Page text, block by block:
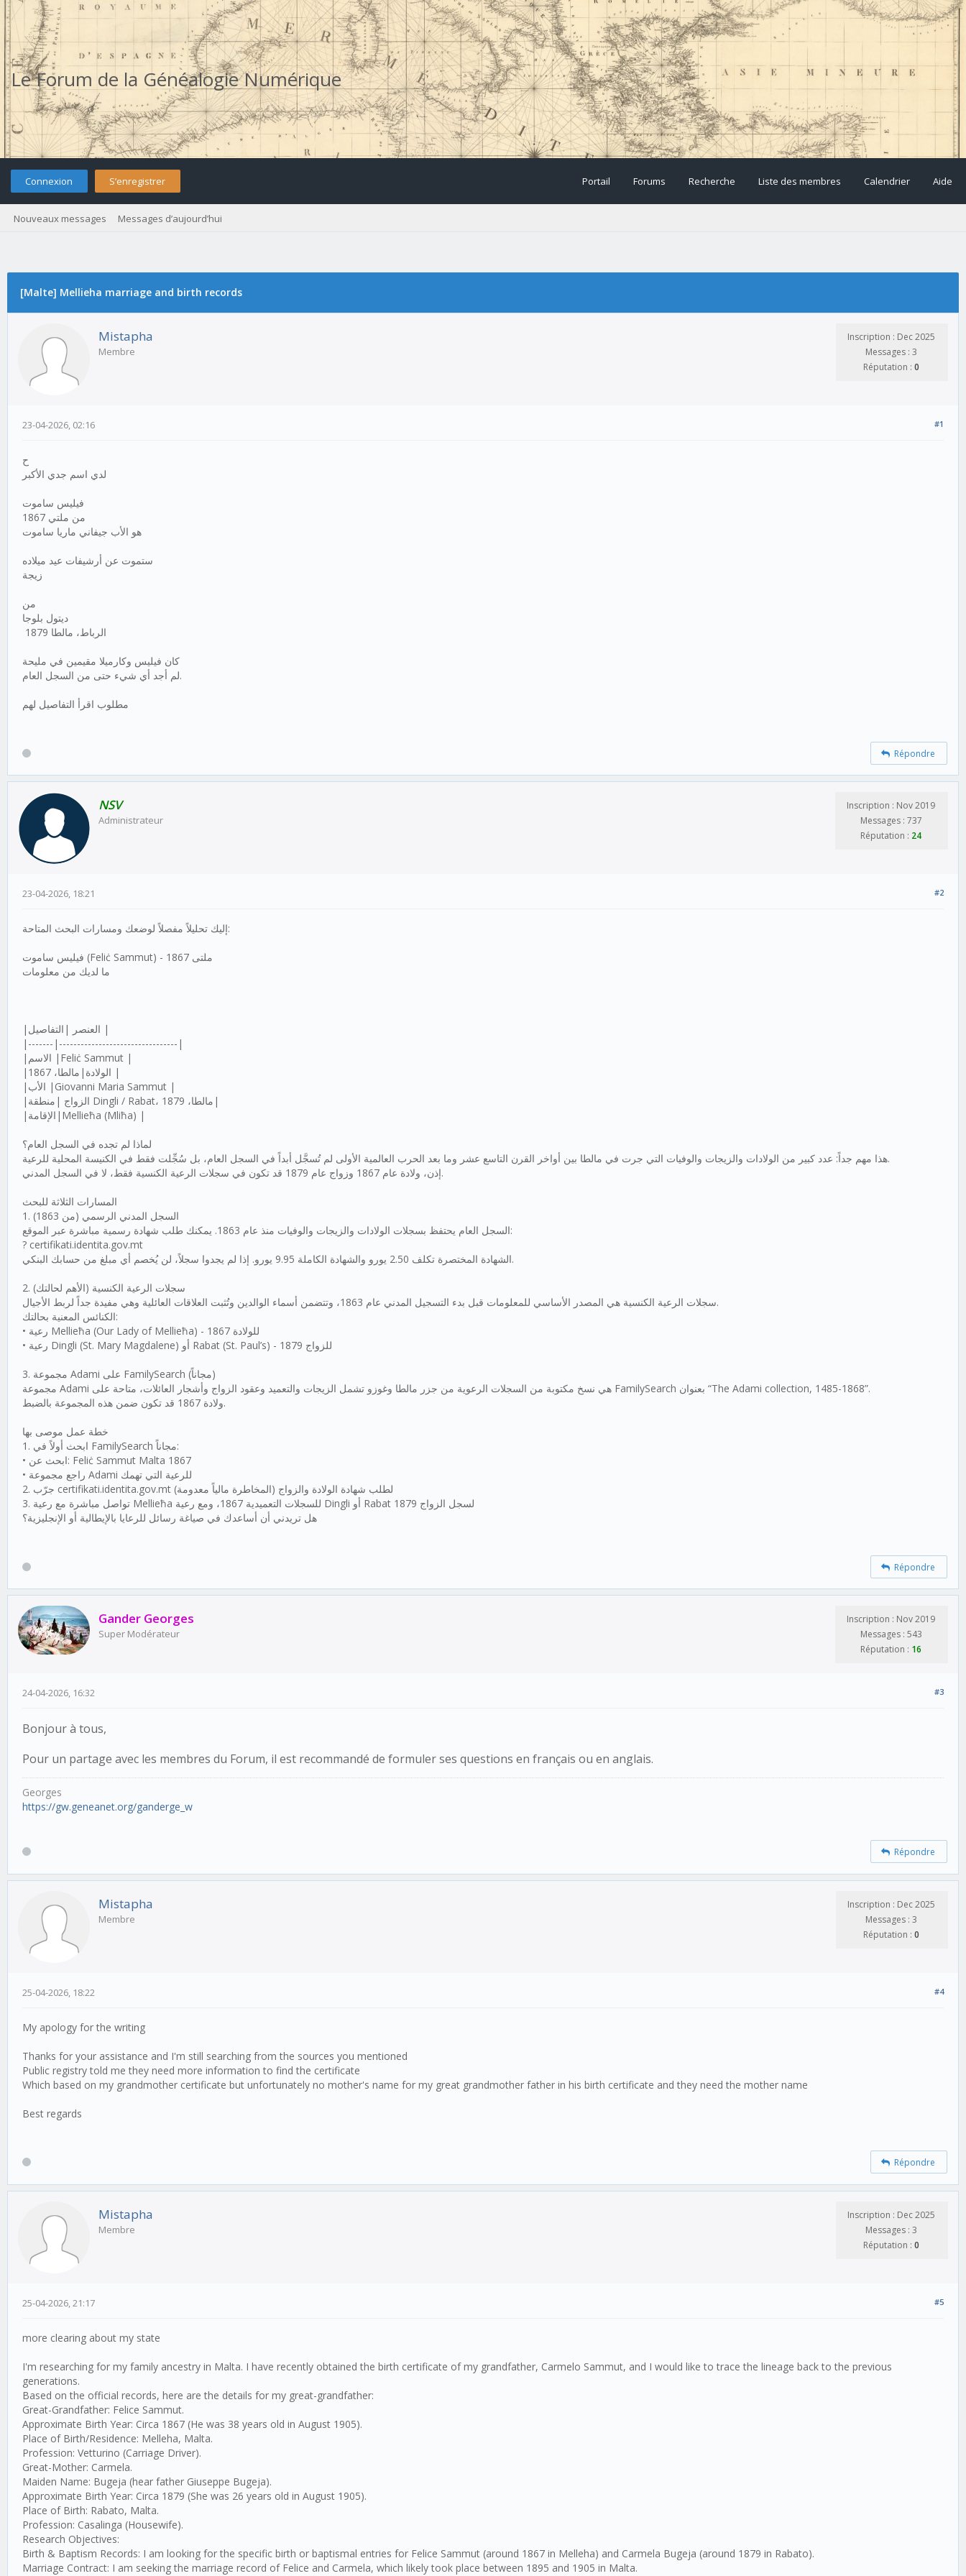
Le Forum de la Généalogie Numérique
Connexion S’enregistrer Portail Forums Recherche Liste des membres Calendrier Aide
Nouveaux messages Messages d’aujourd’hui
[Malte] Mellieha marriage and birth records
Mistapha
Membre
Inscription : Dec 2025
Messages : 3
Réputation : 0
#1
23-04-2026, 02:16
ح
من ملتي 1867
الرباط، مالطا 1879
لم أجد أي شيء حتى من السجل العام.
مطلوب اقرأ التفاصيل لهم
Répondre
NSV
Administrateur
Inscription : Nov 2019
Messages : 737
Réputation : 24
#2
23-04-2026, 18:21
إليك تحليلاً مفصلاً لوضعك ومسارات البحث المتاحة:
فيليس ساموت (Feliċ Sammut) - ملتى 1867
ما لديك من معلومات
|العنصر |التفاصيل |
|-------|---------------------------------|
|الاسم |Feliċ Sammut |
|الولادة|مالطا، 1867 |
|الأب |Giovanni Maria Sammut |
|الزواج |منطقة Dingli / Rabat، مالطا، 1879|
|الإقامة|Mellieħa (Mliħa) |
لماذا لم تجده في السجل العام؟
هذا مهم جداً: عدد كبير من الولادات والزيجات والوفيات التي جرت في مالطا بين أواخر القرن التاسع عشر وما بعد الحرب العالمية الأولى لم تُسجَّل أبداً في السجل العام، بل سُجِّلت فقط في الكنيسة المحلية للرعية.
إذن، ولادة عام 1867 وزواج عام 1879 قد تكون في سجلات الرعية الكنسية فقط، لا في السجل المدني.
المسارات الثلاثة للبحث
1. السجل المدني الرسمي (من 1863)
السجل العام يحتفظ بسجلات الولادات والزيجات والوفيات منذ عام 1863. يمكنك طلب شهادة رسمية مباشرة عبر الموقع:
? certifikati.identita.gov.mt
الشهادة المختصرة تكلف 2.50 يورو والشهادة الكاملة 9.95 يورو. إذا لم يجدوا سجلاً، لن يُخصم أي مبلغ من حسابك البنكي.
2. سجلات الرعية الكنسية (الأهم لحالتك)
سجلات الرعية الكنسية هي المصدر الأساسي للمعلومات قبل بدء التسجيل المدني عام 1863، وتتضمن أسماء الوالدين وتُثبت العلاقات العائلية وهي مفيدة جداً لربط الأجيال.
الكنائس المعنية بحالتك:
• رعية Mellieħa (Our Lady of Mellieħa) - للولادة 1867
• رعية Dingli (St. Mary Magdalene) أو Rabat (St. Paul’s) - للزواج 1879
3. مجموعة Adami على FamilySearch (مجاناً)
مجموعة Adami هي نسخ مكتوبة من السجلات الرعوية من جزر مالطا وغوزو تشمل الزيجات والتعميد وعقود الزواج وأشجار العائلات، متاحة على FamilySearch بعنوان “The Adami collection, 1485-1868”.
ولادة 1867 قد تكون ضمن هذه المجموعة بالضبط.
خطة عمل موصى بها
1. ابحث أولاً في FamilySearch مجاناً:
• ابحث عن: Feliċ Sammut Malta 1867
• راجع مجموعة Adami للرعية التي تهمك
2. جرّب certifikati.identita.gov.mt لطلب شهادة الولادة والزواج (المخاطرة مالياً معدومة)
3. تواصل مباشرة مع رعية Mellieħa للسجلات التعميدية 1867، ومع رعية Dingli أو Rabat لسجل الزواج 1879
هل تريدني أن أساعدك في صياغة رسائل للرعايا بالإيطالية أو الإنجليزية؟
Répondre
Gander Georges
Super Modérateur
Inscription : Nov 2019
Messages : 543
Réputation : 16
#3
24-04-2026, 16:32
Bonjour à tous,
Pour un partage avec les membres du Forum, il est recommandé de formuler ses questions en français ou en anglais.
Georges
https://gw.geneanet.org/ganderge_w
Répondre
Mistapha
Membre
Inscription : Dec 2025
Messages : 3
Réputation : 0
#4
25-04-2026, 18:22
My apology for the writing
Thanks for your assistance and I'm still searching from the sources you mentioned
Public registry told me they need more information to find the certificate
Which based on my grandmother certificate but unfortunately no mother's name for my great grandmother father in his birth certificate and they need the mother name
Best regards
Répondre
Mistapha
Membre
Inscription : Dec 2025
Messages : 3
Réputation : 0
#5
25-04-2026, 21:17
more clearing about my state
I'm researching for my family ancestry in Malta. I have recently obtained the birth certificate of my grandfather, Carmelo Sammut, and I would like to trace the lineage back to the previous
generations.
Based on the official records, here are the details for my great-grandfather:
Great-Grandfather: Felice Sammut.
Approximate Birth Year: Circa 1867 (He was 38 years old in August 1905).
Place of Birth/Residence: Melleha, Malta.
Profession: Vetturino (Carriage Driver).
Great-Mother: Carmela.
Maiden Name: Bugeja (hear father Giuseppe Bugeja).
Approximate Birth Year: Circa 1879 (She was 26 years old in August 1905).
Place of Birth: Rabato, Malta.
Profession: Casalinga (Housewife).
Research Objectives:
Birth & Baptism Records: I am looking for the specific birth or baptismal entries for Felice Sammut (around 1867 in Melleha) and Carmela Bugeja (around 1879 in Rabato).
Marriage Contract: I am seeking the marriage record of Felice and Carmela, which likely took place between 1895 and 1905 in Malta.